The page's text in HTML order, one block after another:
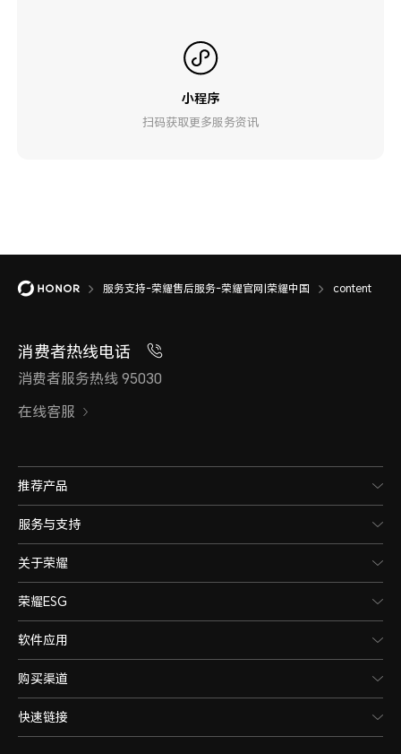
小程序
扫码获取更多服务资讯
服务支持-荣耀售后服务-荣耀官网|荣耀中国 content
消费者热线电话
消费者服务热线 95030
在线客服
推荐产品
服务与支持
关于荣耀
荣耀ESG
软件应用
购买渠道
快速链接